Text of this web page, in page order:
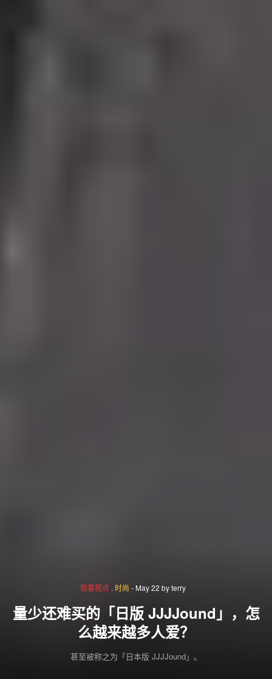
现客视点 . 时尚 - May 22 byterry
量少还难买的「日版 JJJJound」，怎
么越来越多人爱？
甚至被称之为「日本版 JJJJound」。